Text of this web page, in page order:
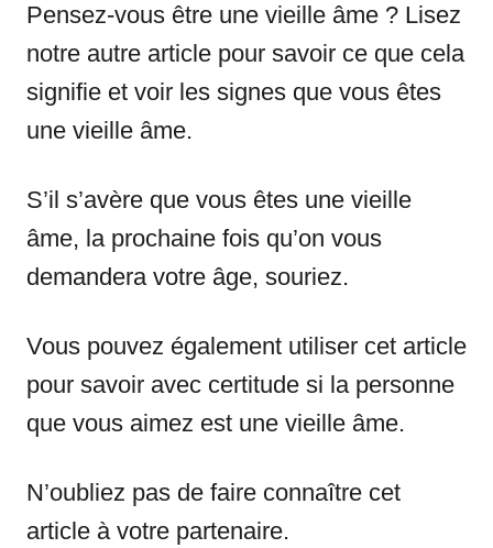
Pensez-vous être une vieille âme ? Lisez
notre autre article pour savoir ce que cela
signifie et voir les signes que vous êtes
une vieille âme.
S’il s’avère que vous êtes une vieille
âme, la prochaine fois qu’on vous
demandera votre âge, souriez.
Vous pouvez également utiliser cet article
pour savoir avec certitude si la personne
que vous aimez est une vieille âme.
N’oubliez pas de faire connaître cet
article à votre partenaire.